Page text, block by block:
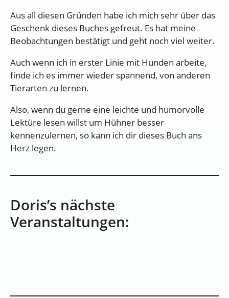
Aus all diesen Gründen habe ich mich sehr über das
Geschenk dieses Buches gefreut. Es hat meine
Beobachtungen bestätigt und geht noch viel weiter.
Auch wenn ich in erster Linie mit Hunden arbeite,
finde ich es immer wieder spannend, von anderen
Tierarten zu lernen.
Also, wenn du gerne eine leichte und humorvolle
Lektüre lesen willst um Hühner besser
kennenzulernen, so kann ich dir dieses Buch ans
Herz legen.
Doris’s nächste
Veranstaltungen: